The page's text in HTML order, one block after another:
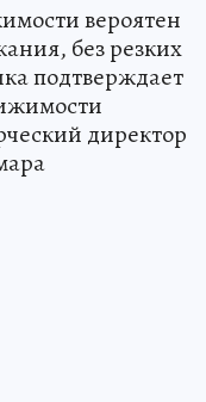
вероятен
без резких
подтверждает
директор